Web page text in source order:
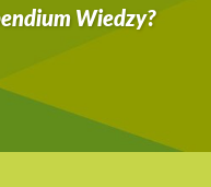
Wiedzy?